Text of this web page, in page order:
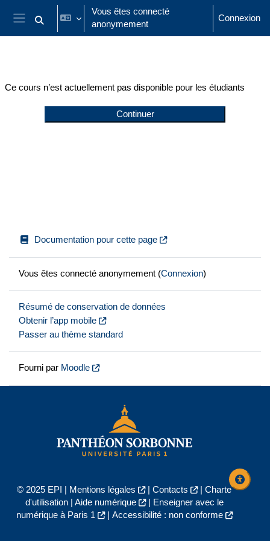
Passer au contenu principal
Panneau latéral
Activer/désactiver la saisie de recherche
Vous êtes connecté
anonymement
Connexion
Ce cours n’est actuellement pas disponible pour les étudiants
Continuer
Documentation pour cette page
Vous êtes connecté anonymement (Connexion)
Résumé de conservation de données
Obtenir l’app mobile
Passer au thème standard
Fourni par Moodle
© 2025 EPI | Mentions légales | Contacts | Charte
d'utilisation| Aide numérique |
Enseigner avec le
numérique à Paris 1
| Accessibilité : non conforme